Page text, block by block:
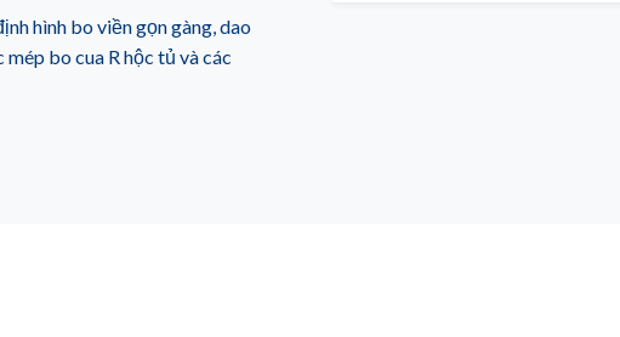
hình bo viền gọn gàng, dao
bo cua R hộc tủ và các